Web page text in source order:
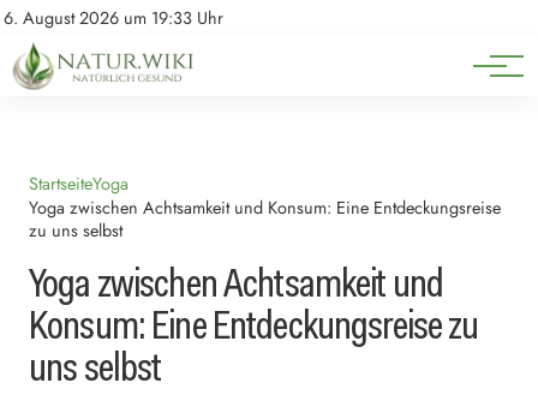
6. August 2026 um 19:33 Uhr
Impressum
Datenschutz
Natürliche Medizin
Heilpflanzen & Kräuterkunde
StartseiteYoga
Yoga zwischen Achtsamkeit und Konsum: Eine Entdeckungsreise
zu uns selbst
Yoga zwischen Achtsamkeit und
Konsum: Eine Entdeckungsreise zu
uns selbst